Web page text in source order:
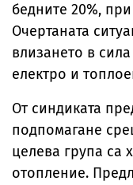
бедните 20%,
Очертаната
влизането в
електро и
От синдиката
подпомагане
целева група са
отопление.